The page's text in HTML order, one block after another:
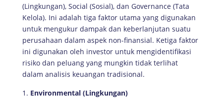
(Lingkungan), Social (Sosial), dan Governance (Tata
Kelola). Ini adalah tiga faktor utama yang digunakan
untuk mengukur dampak dan keberlanjutan suatu
perusahaan dalam aspek non-finansial. Ketiga faktor
ini digunakan oleh investor untuk mengidentifikasi
risiko dan peluang yang mungkin tidak terlihat
dalam analisis keuangan tradisional.
Environmental (Lingkungan)